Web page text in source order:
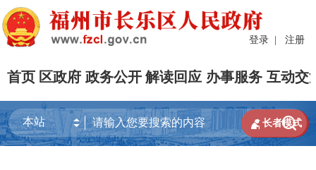
登录 | 注册
首页 区政府 政务公开 解读回应 办事服务 互动交

 长者模式